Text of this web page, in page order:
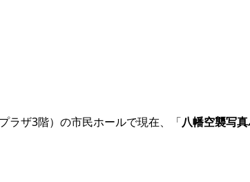
ラザ3階）の市民ホールで現在、「八幡空襲写